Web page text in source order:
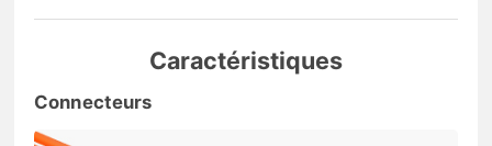
Caractéristiques
Connecteurs